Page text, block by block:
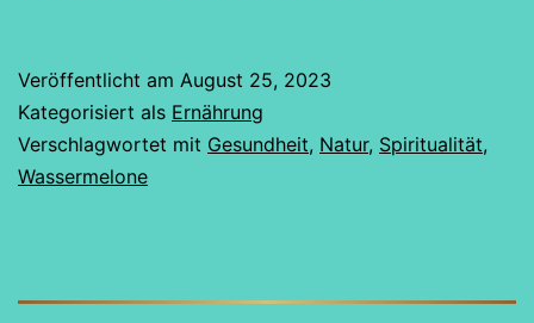
Veröffentlicht am August 25, 2023
Kategorisiert als Ernährung
Verschlagwortet mit Gesundheit, Natur, Spiritualität,
Wassermelone